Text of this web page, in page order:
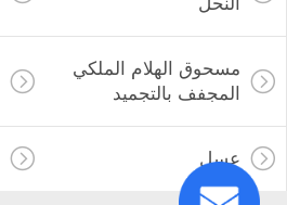
مسحوق الهلام الملكي
المجفف بالتجميد
عسل